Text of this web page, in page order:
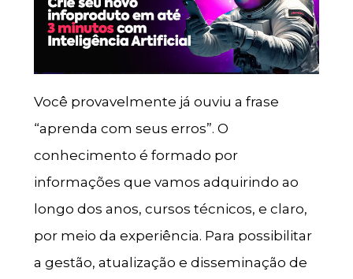
Você provavelmente já ouviu a frase
“aprenda com seus erros”. O
conhecimento é formado por
informações que vamos adquirindo ao
longo dos anos, cursos técnicos, e claro,
por meio da experiência. Para possibilitar
a gestão, atualização e disseminação de